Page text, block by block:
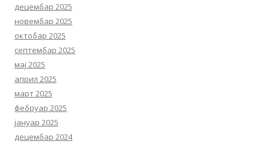
децембар 2025
новембар 2025
октобар 2025
септембар 2025
мај 2025
април 2025
март 2025
фебруар 2025
јануар 2025
децембар 2024